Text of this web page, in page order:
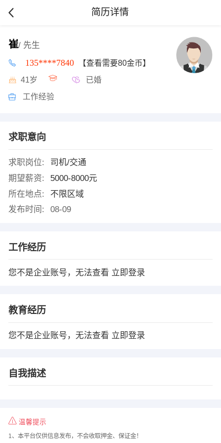
简历详情
崔/ 先生
135****7840 【查看需要80金币】
41岁 已婚
工作经验
求职意向
求职岗位:
司机/交通
期望薪资:
5000-8000元
所在地点:
不限区域
发布时间:
08-09
工作经历
您不是企业账号，无法查看 立即登录
教育经历
您不是企业账号，无法查看 立即登录
自我描述
温馨提示
1、本平台仅供信息发布，不会收取押金、保证金！